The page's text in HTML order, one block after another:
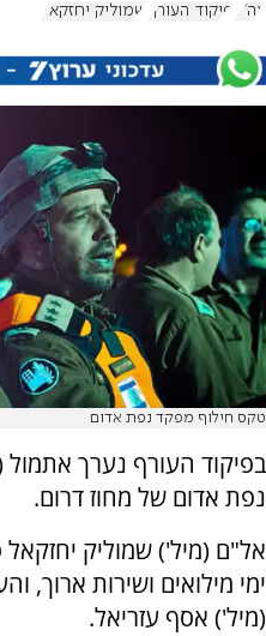
צה"ל פיקוד העורף שמוליק יחזקאל
טקס חילוף מפקד נפת אדום
בפיקוד העורף נערך
נפת אדום של מחוז דרום.
ימי מילואים ושירות ארוך,
(מיל') אסף עזריאל.